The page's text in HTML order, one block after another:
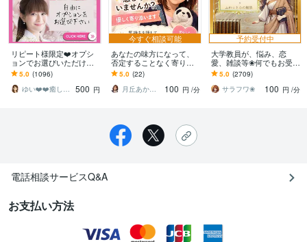
リピート様限定❤️オプシ
ョンでお選びいただけま
す ✅ 2回目からご利用可
能(※問合せ＆質問可能)
5.0 (1096)
ゆい❤️❤️癒しの心友
500 円
今すぐ相談可能
あなたの味方になって、
否定することなく寄り添
います ちょっと不安な時
や、寂しい時、愚痴でも
雑談でも！話してみてね
5.0 (22)
月丘あかり⭐︎あなたの心の救急箱
100 円 /分
予約受付中
大学教員が、悩み、恋
愛、雑談等❀何でもお受け
します 問題の核心へ❀モ
ヤモヤからの脱出へ❀脳内
整理を得意とします❀
5.0 (2709)
サラフワ❀
100 円 /分
電話相談サービスQ&A
お支払い方法